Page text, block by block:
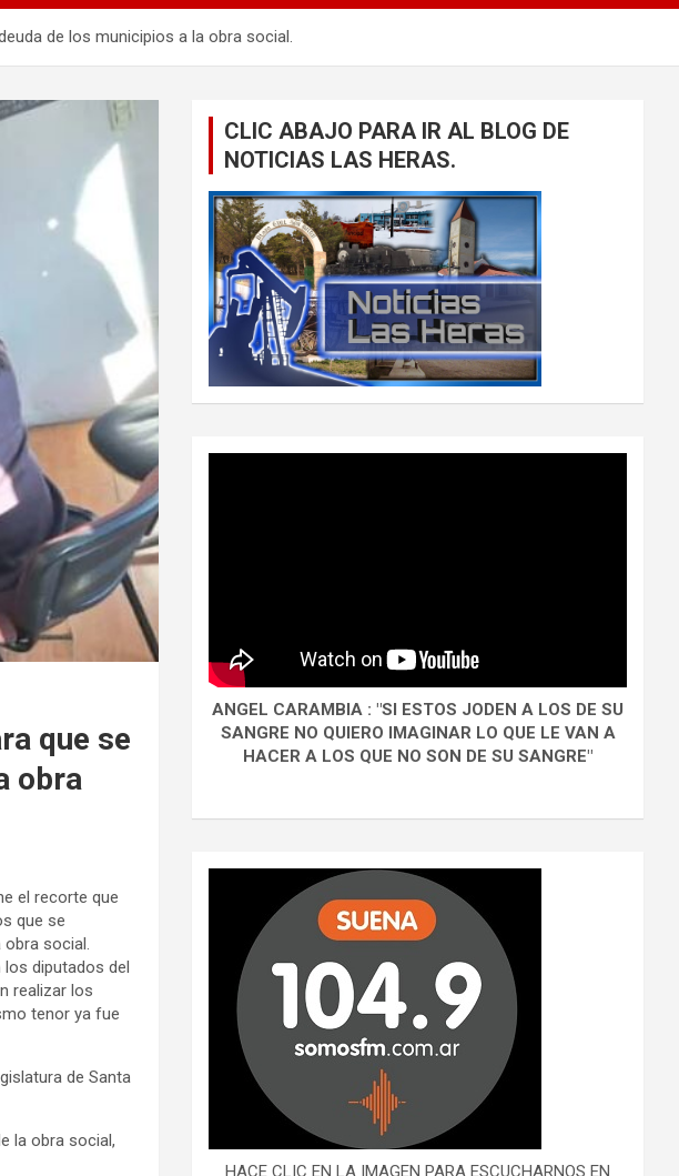
de los municipios a la obra social.
que se
obra
el recorte que
que se
social.
diputados del
realizar los
tenor ya fue
de Santa
la obra social,
CLIC ABAJO PARA IR AL BLOG DE
NOTICIAS LAS HERAS.
ANGEL CARAMBIA : "SI ESTOS JODEN A LOS DE SU
SANGRE NO QUIERO IMAGINAR LO QUE LE VAN A
HACER A LOS QUE NO SON DE SU SANGRE"